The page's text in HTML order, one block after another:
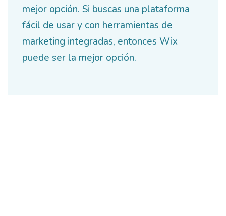
mejor opción. Si buscas una plataforma
fácil de usar y con herramientas de
marketing integradas, entonces Wix
puede ser la mejor opción.